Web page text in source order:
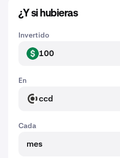
¿Y si hubieras
Invertido
USD 100
En
CCD ccd
Cada
mes